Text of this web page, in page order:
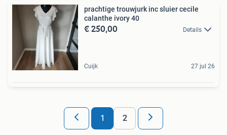
prachtige trouwjurk inc sluier cecile
calanthe ivory 40
€ 250,00 Details
Cuijk 27 jul 26
1 2